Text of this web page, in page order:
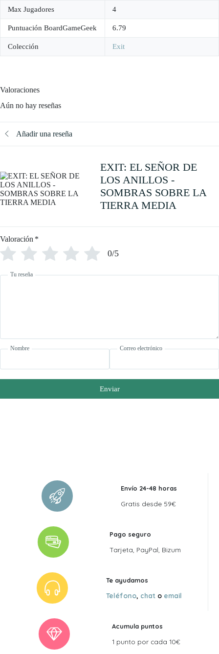
Max Jugadores 4
Puntuación BoardGameGeek 6.79
Colección Exit
Valoraciones
Aún no hay reseñas
Añadir una reseña
EXIT: EL SEÑOR DE
LOS ANILLOS -
SOMBRAS SOBRE LA
TIERRA MEDIA
Valoración *
0/5
Tu reseña
Nombre Correo electrónico
Enviar
Envío 24-48 horas
Gratis desde 59€
Pago seguro
Tarjeta, PayPal, Bizum
Te ayudamos
Teléfono, chat o email
Acumula puntos
1 punto por cada 10€